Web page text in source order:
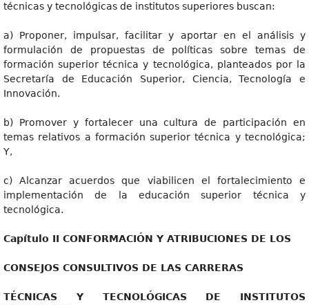
técnicas y tecnológicas de institutos superiores buscan:
a) Proponer, impulsar, facilitar y aportar en el análisis y
formulación de propuestas de políticas sobre temas de
formación superior técnica y tecnológica, planteados por la
Secretaría de Educación Superior, Ciencia, Tecnología e
Innovación.
b) Promover y fortalecer una cultura de participación en
temas relativos a formación superior técnica y tecnológica;
Y,
c) Alcanzar acuerdos que viabilicen el fortalecimiento e
implementación de la educación superior técnica y
tecnológica.
Capítul o II CONFORMACIÓN Y ATRIBUCIONES DE LOS
CONSEJOS CONSULTIVOS DE LAS CARRERAS
TÉCNICAS Y TECNOLÓGICAS DE INSTITUTOS